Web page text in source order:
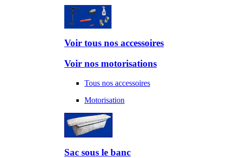
Voir tous nos accessoires
Voir nos motorisations
Tous nos accessoires
Motorisation
Sac sous le banc